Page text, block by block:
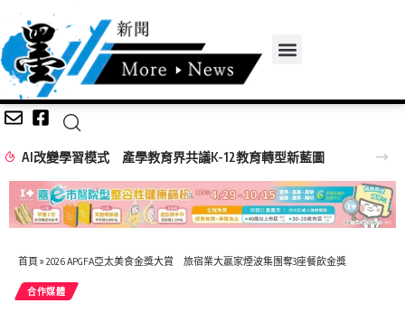
AI改變學習模式 產學教育界共議K-12教育轉型新藍圖
首頁 » 2026 APGFA亞太美食金獎大賞 旅宿業大贏家煙波集團奪3座餐飲金獎
合作媒體